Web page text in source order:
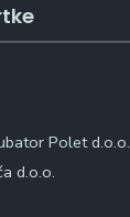
Polet d.o.o.
d.o.o.